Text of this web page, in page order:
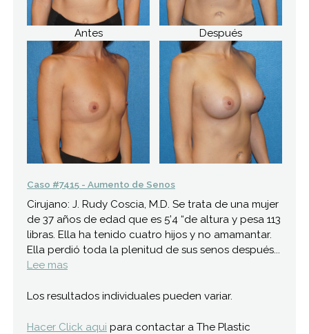
Antes Después
Caso #7415 - Aumento de Senos
Cirujano: J. Rudy Coscia, M.D. Se trata de una mujer
de 37 años de edad que es 5’4 “de altura y pesa 113
libras. Ella ha tenido cuatro hijos y no amamantar.
Ella perdió toda la plenitud de sus senos después...
Lee mas
Los resultados individuales pueden variar.
Hacer Click aqui para contactar a The Plastic